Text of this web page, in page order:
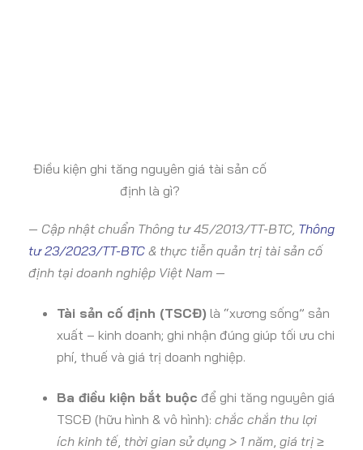
Điều kiện ghi tăng nguyên giá tài sản cố
định là gì?
— Cập nhật chuẩn Thông tư 45/2013/TT-BTC, Thông
tư 23/2023/TT-BTC & thực tiễn quản trị tài sản cố
định tại doanh nghiệp Việt Nam —
Tài sản cố định (TSCĐ) là “xương sống” sản
xuất – kinh doanh; ghi nhận đúng giúp tối ưu chi
phí, thuế và giá trị doanh nghiệp.
Ba điều kiện bắt buộc để ghi tăng nguyên giá
TSCĐ (hữu hình & vô hình): chắc chắn thu lợi
ích kinh tế, thời gian sử dụng > 1 năm giá trị ≥